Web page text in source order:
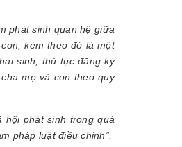
phát sinh quan hệ giữa
kèm theo đó là một
sinh, thủ tục đăng ký
mẹ và con theo quy
hội phát sinh trong quá
pháp luật điều chỉnh”.